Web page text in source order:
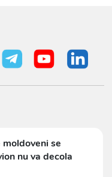
se
nu va decola